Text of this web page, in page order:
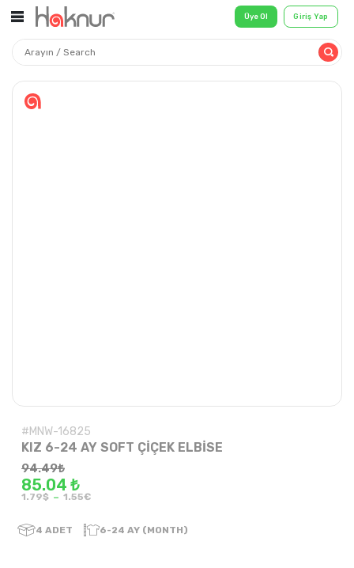
Üye Ol
#MNW-16825
KIZ 6-24 AY SOFT ÇİÇEK ELBİSE
94.49₺
85.04 ₺
1.79$ - 1.55€
4 ADET 6-24 AY (MONTH)